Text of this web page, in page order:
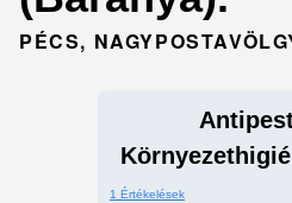
PÉCS,
1 Értékelések